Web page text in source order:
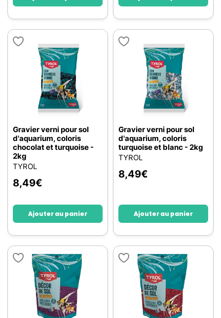
Gravier verni pour sol
d'aquarium, coloris
chocolat et turquoise -
2kg
TYROL
8,49€
Ajouter au panier
Gravier verni pour sol
d'aquarium, coloris
turquoise et blanc - 2kg
TYROL
8,49€
Ajouter au panier